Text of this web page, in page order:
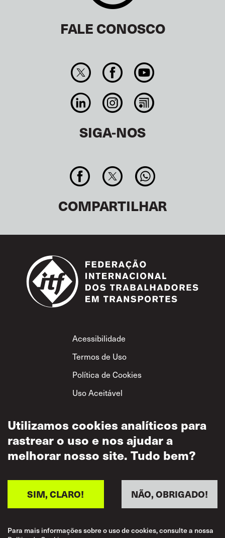
FALE CONOSCO
SIGA-NOS
COMPARTILHAR
Footer
Acessibilidade
Termos de Uso
Política de Cookies
Uso Aceitável
Privacidade
Política de Respeito
Utilizamos cookies analíticos para
rastrear o uso e nos ajudar a
melhorar nosso site. Tudo bem?
NÃO, OBRIGADO!
SIM, CLARO!
Para mais informações sobre o uso de cookies, consulte a nossa